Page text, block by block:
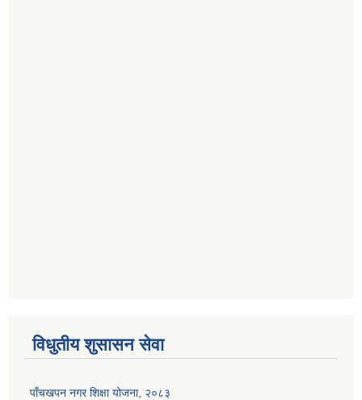
विधुतीय शुसासन सेवा
पाँचखपन नगर शिक्षा योजना, २०८३